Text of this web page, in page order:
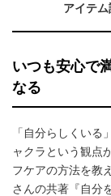
アイテム
いつも安心で
なる
「自分らしくい
ャクラという観点
フケアの方法を教
さんの共著『自分